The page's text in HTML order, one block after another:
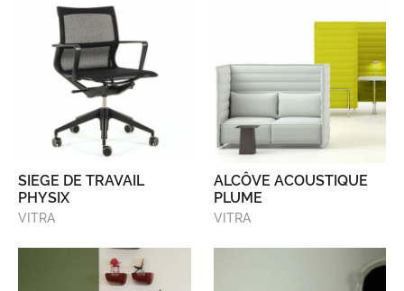
SIEGE DE TRAVAIL
PHYSIX
VITRA
ALCÔVE ACOUSTIQUE
PLUME
VITRA